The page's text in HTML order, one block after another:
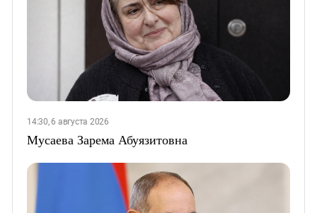
14:30, 6 августа 2026
Мусаева Зарема Абуязитовна